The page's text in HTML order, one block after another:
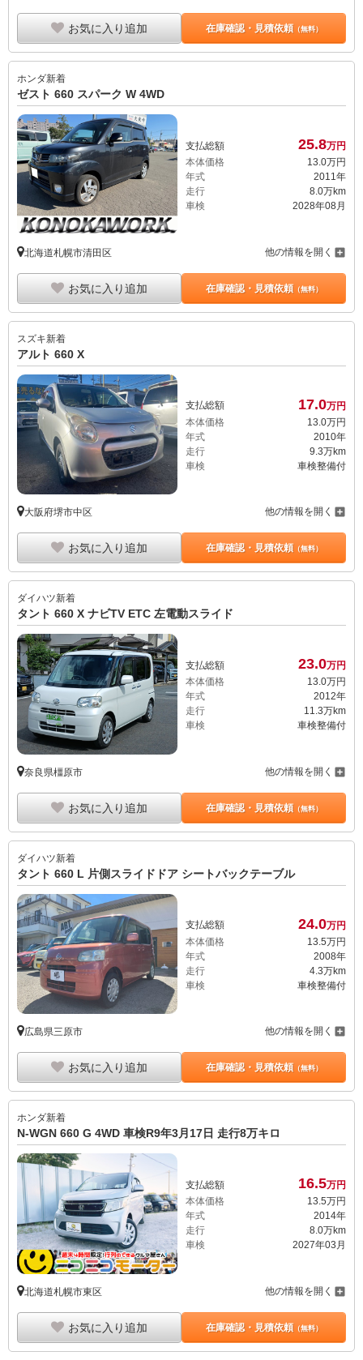
お気に入り追加 在庫確認・見積依頼（無料）
ホンダ新着
ゼスト 660 スパーク W 4WD
支払総額 25.8万円
本体価格
13.0万円
年式
2011年
走行
8.0万km
車検
2028年08月
北海道札幌市清田区 他の情報を開く
お気に入り追加 在庫確認・見積依頼（無料）
スズキ新着
アルト 660 X
支払総額 17.0万円
本体価格
13. 0万円
年式
2010年
走行
9.3万km
車検
車検整備付
大阪府堺市中区 他の情報を開く
お気に入り追加 在庫確認・見積依頼（無料）
ダイハツ新着
タント 660 X ナビTV ETC 左電動スライド
支払総額 23.0万円
本体価格
13.0万円
年式
2012年
走行
11.3万km
車検
車検整備付
奈良県橿原市 他の情報を開く
お気に入り追加 在庫確認・見積依頼（無料）
ダイハツ新着
タント 660 L 片側スライドドア シートバックテーブル
支払総額 24.0万円
本体価格
13. 5万円
年式
2008年
走行
4.3万km
車検
車検整備付
広島県三原市 他の情報を開く
お気に入り追加 在庫確認・見積依頼（無料）
ホンダ新着
N-WGN 660 G 4WD 車検R9年3月17日 走行8万キロ
支払総額 16.5万円
本体価格
13.5万円
年式
2014年
走行
8.0万km
車検
2027年03月
北海道札幌市東区 他の情報を開く
お気に入り追加 在庫確認・見積依頼（無料）